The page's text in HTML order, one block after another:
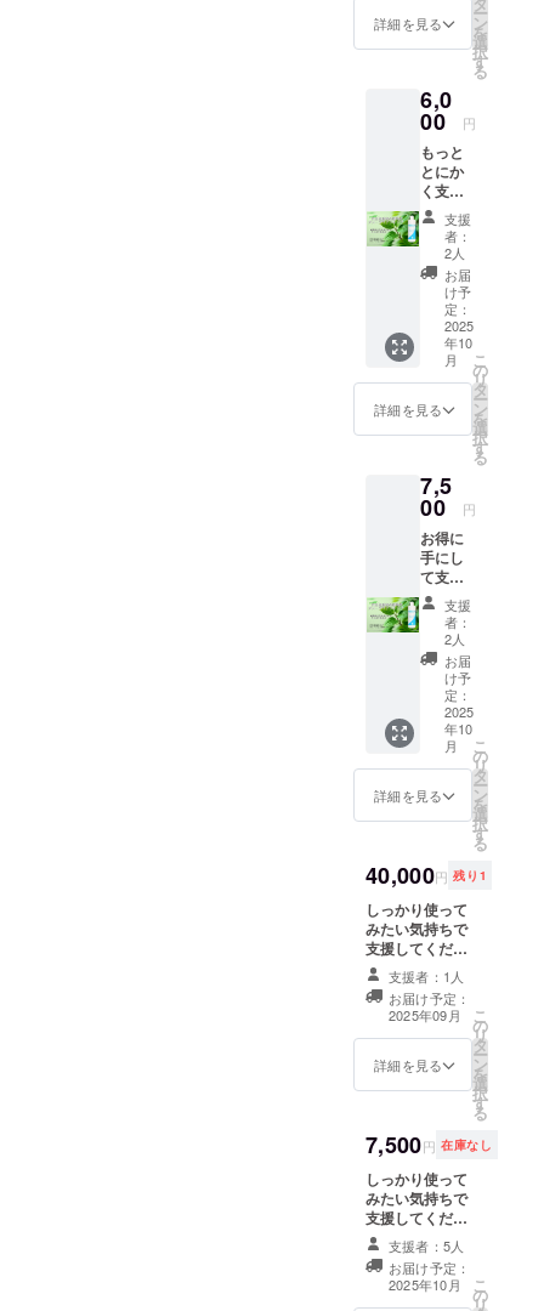
のひら
にと
サージ
するよ
うに洗
い、よ
くすす
いでく
ださ
い。２
度洗い
がおす
すめで
す。個
人差や
泡立て
前のす
いに
よって
ます。
すすぎ
洗いを
よく
行って
から泡
立てが
おすす
めで
す。 ○
配合成
分○ コ
コイル
メチル
タウリ
パーム
核脂肪
DEA、
エタ
ノー
ル、コ
コイル
サルコ
シン
Na、コ
カミド
プロピ
ルベタ
イン、
タミン
酸
TEA、
ポリク
オタニ
ウ
ム-10、
ヒドロ
便)また
期限の
目安 1
内 ○ご
使用方
法○ 適
量を手
のひら
にと
り、
マッ
サージ
するよ
うに洗
い、よ
いでく
ださ
がおす
すめで
す。個
人差や
泡立て
前のす
すぎ洗
いに
よって
泡立ち
が違い
ます。
すすぎ
洗いを
よく
から泡
立てが
す。 ○
分○ コ
コイル
メチル
タウリ
ンNa、
パーム
核脂肪
ド
DEA、
ル、コ
コイル
サルコ
シン
Na、コ
カミド
プロピ
ルベタ
イン、
￥4400-
モイス
トRシャ
ンプー
センシ
ティブ&
ダメー
ジヘア
アミノ
酸系界
面活性
剤配合
弱酸
性 合
成香
料・合
成着色
料無添
パック
(ゆう
ク・定
形外郵
便)また
は、ヤ
マト運
輸 使用
期限の
目安 1
年半以
使用方
法○ 適
のひら
にと
サージ
うに洗
い、よ
くすす
いでく
ださ
い。２
度洗い
すめで
す。個
前のす
いに
よって
泡立ち
が違い
ます。
すすぎ
洗いを
だく
シャン
プー
を１本
＋お礼
の手紙
をお送
り致し
ます 一
般販売
価格 税
￥4400-
(送料込
イト
モイス
トRシャ
ンプー
センシ
ティブ&
アミノ
酸系界
面活性
剤配合
弱酸
性 合
成香
料・合
成着色
料無添
方法
ゆう
パック
(ゆう
パッ
ク・定
マト運
期限の
目安 1
年半以
内 ○ご
使用方
法○ 適
量を手
にと
り、
するよ
い、よ
くすす
いでく
ださ
い。２
度洗い
がおす
詳細を見る ー
ン
を
選
択
す
る
6,0
00 円
もっと
とにか
く支援
してく
ださる
方！ 感
謝の気
持ちの
お礼と
して、
今回の
支援し
ていた
だく
シャン
プー
を１本
＋お礼
の手紙
をお送
り致し
ます 一
般販売
価格 税
￥4400-
(送料込
イト
モイス
トRシャ
ンプー
センシ
ティブ&
アミノ
酸系界
面活性
剤配
合 弱
酸性
合成香
料・合
成着色
料無添
加 提供
(ゆう
ク・定
形外郵
便)また
は、ヤ
マト運
輸 使用
期限の
支援
者：
2人
お届
け予
定：
2025
年10
月
詳細を見る
こ
の
リ
タ
ー
ン
を
選
択
す
る
7,5
00 円
お得に
手にし
て支援
してく
ださる
方！ 感
謝の気
持ちの
お礼と
して、
今回の
支援し
ていた
だく
シャン
プー
を2本＋
お礼の
手紙を
お送り
致しま
般販売
価格 税
込
￥4400-
(送料込
トRシャ
ンプー
センシ
ティブ&
ダメー
ジヘア
アミノ
酸系界
面活性
支援
者：
2人
お届
け予
定：
2025
年10
月
詳細を見る
こ
の
リ
タ
ー
ン
を
選
択
す
る
40,000円 残り1
しっかり使って
みたい気持ちで
支援してくださ
る方！しかも、
大人の箱買い気
分！ 感謝の気持
ちと今回の支援
していただくと
MOIST-Rシャン
致します。 一般
販売価格 税込
￥48000-(送料込
み) デライト モ
イストRシャン
プー センシティ
ブ&ダメージヘ
ア アミノ酸系界
面活性剤配合
支援者：1人
お届け予定：
2025年09月
詳細を見る
こ
の
リ
タ
ー
ン
を
選
択
す
る
7,500円 在庫なし
しっかり使って
みたい気持ちで
支援してくださ
る方！ 感謝の気
持ちのお礼とし
て、今回の支援
していただく
支援者：5人
お届け予定：
2025年10月
こ
の
リ